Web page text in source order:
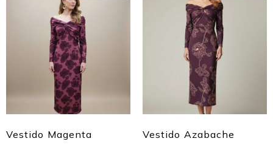
Vestido Magenta Vestido Azabache